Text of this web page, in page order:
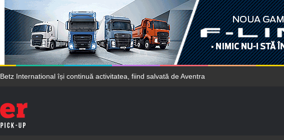
Betz International își continuă activitatea, fiind salvată de Aventra